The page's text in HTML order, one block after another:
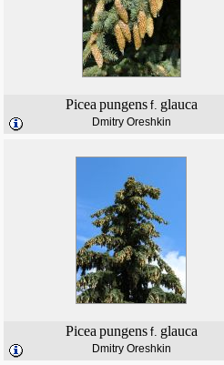
Picea pungens f. glauca
Dmitry Oreshkin
Picea pungens f. glauca
Dmitry Oreshkin